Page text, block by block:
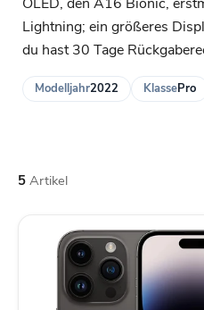
Lightning; ein größeres
du hast 30 Tage
Modelljahr2022 KlassePro
5 Artikel